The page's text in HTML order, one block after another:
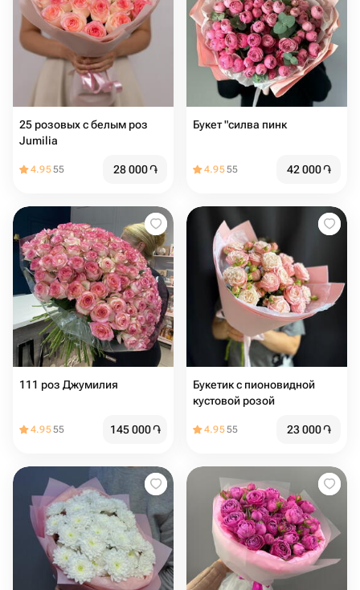
25 розовых с белым роз
Jumilia
4.9555 28 000֏
Букет "силва пинк
4.9555 42 000֏
111 роз Джумилия
4.9555 145 000֏
Букетик с пионовидной
кустовой розой
4.9555 23 000֏